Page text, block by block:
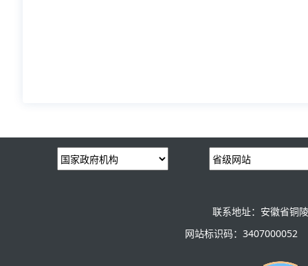
联系地址：安徽省铜
网站标识码：3407000052